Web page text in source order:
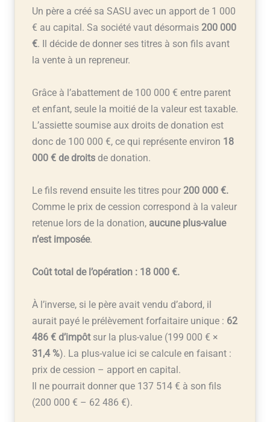
Un père a créé sa SASU avec un apport de 1 000
€ au capital. Sa société vaut désormais 200 000
€. Il décide de donner ses titres à son fils avant
la vente à un repreneur.
Grâce à l’abattement de 100 000 € entre parent
et enfant, seule la moitié de la valeur est taxable.
L’assiette soumise aux droits de donation est
donc de 100 000 €, ce qui représente environ 18
000 € de droitsde donation.
Le fils revend ensuite les titres pour 200 000 €.
Comme le prix de cession correspond à la valeur
retenue lors de la donation, aucune plus-value
n’est imposée.
Coût total de l’opération : 18 000 €.
À l’inverse, si le père avait vendu d’abord, il
aurait payé le prélèvement forfaitaire unique : 62
486 € d’impôtsur la plus-value (199 000 € ×
31,4 %). La plus-value ici se calcule en faisant :
prix de cession – apport en capital.
Il ne pourrait donner que 137 514 € à son fils
(200 000 € – 62 486 €).